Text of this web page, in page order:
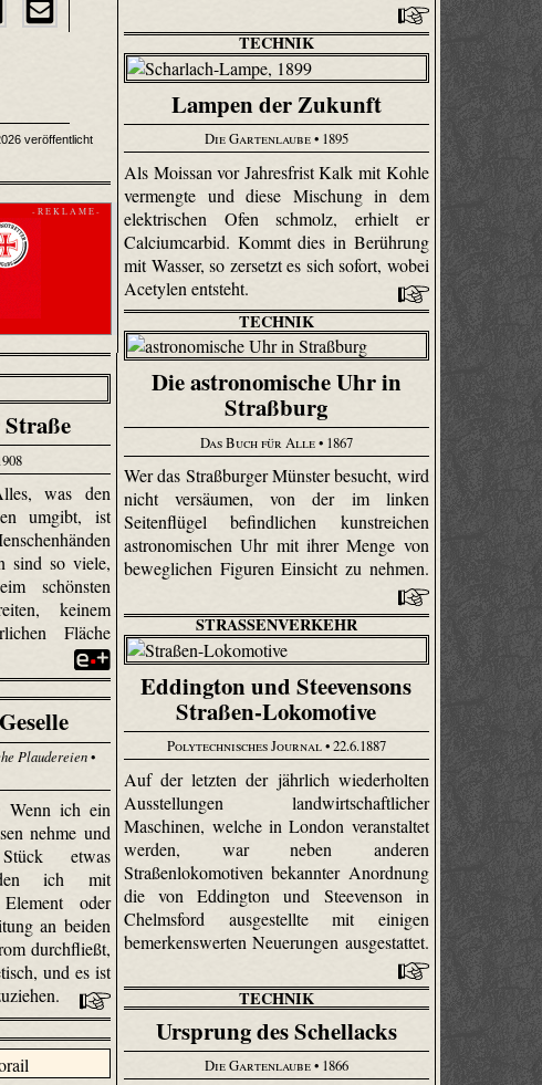
veröffentlicht
- R E K L A M E -
TECHNIK
Lampen der Zukunft
Die Gartenlaube• 1895
Als Moissan vor Jahresfrist Kalk mit Kohle
vermengte und diese Mischung in dem
elektrischen Ofen schmolz, erhielt er
Calciumcarbid. Kommt dies in Berührung
mit Wasser, so zersetzt es sich sofort, wobei
Acetylen entsteht.
TECHNIK
Die astronomische Uhr in
Straßburg
Das Buch für Alle• 1867
Wer das Straßburger Münster besucht, wird
nicht versäumen, von der im linken
Seitenflügel befindlichen kunstreichen
astronomischen Uhr mit ihrer Menge von
beweglichen Figuren Einsicht zu nehmen.
was den
umgibt, ist
sind so viele,
schönsten
keinem
Fläche
STRASSENVERKEHR
Eddington und Steevensons
Straßen-Lokomotive
Polytechnisches Journal• 22.6.1887
Auf der letzten der jährlich wiederholten
Ausstellungen landwirtschaftlicher
Maschinen, welche in London veranstaltet
werden, war neben anderen
Straßenlokomotiven bekannter Anordnung
die von Eddington und Steevenson in
Chelmsford ausgestellte mit einigen
bemerkenswerten Neuerungen ausgestattet.
Plaudereien•
Wenn ich ein
nehme und
etwas
den ich mit
oder
an beiden
durchfließt,
und es ist
TECHNIK
Ursprung des Schellacks
Die Gartenlaube• 1866